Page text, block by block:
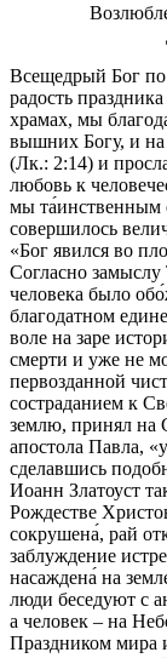
Всещедрый Бог по
радость
храмах, мы
вышних Богу, и на
(Лк.: 2:14) и
любовь к
мы та́инственным
совершилось
«Бог явился во
Согласно
человека было
благодатном
воле на заре
смерти и уже не
первозданной
состраданием к
землю, принял на
апостола Павла,
сделавшись
Иоанн Златоуст
Рождестве
сокрушена́, рай
заблуждение
насаждена́ на
люди беседуют с
а человек – на
Праздником мира